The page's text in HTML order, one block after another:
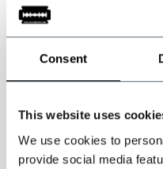
Consent
This website uses
We use cookies to
provide social media
Bitte beachten Sie: Dieses
Lieferzeit beträgt in der
Einfuhrabgaben können
* Sonderanfertigungen können
zurückgegeben werden.
des Anzugs zu erhalten. Wenn